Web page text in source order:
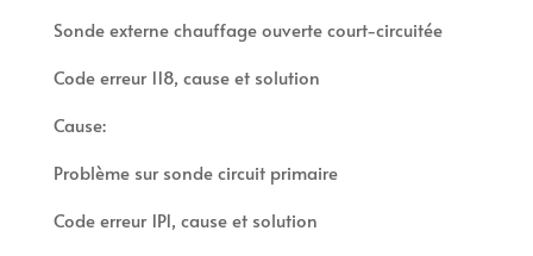
Sonde externe chauffage ouverte court-circuitée
Code erreur 118, cause et solution
Cause:
Problème sur sonde circuit primaire
Code erreur 1P1, cause et solution